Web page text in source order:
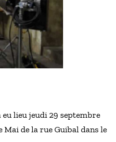
lieu jeudi 29 septembre
Mai de la rue Guibal dans le